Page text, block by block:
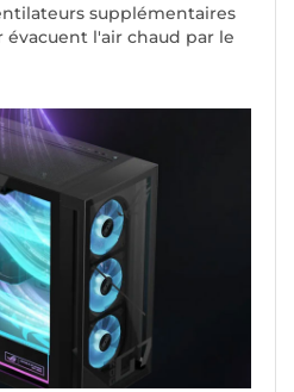
supplémentaires
l'air chaud par le